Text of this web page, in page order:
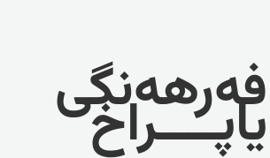
فەرهەنگی
یاپــــراخ